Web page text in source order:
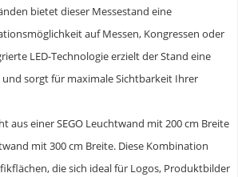
bietet dieser Messestand eine
auf Messen, Kongressen oder
LED-Technologie erzielt der Stand eine
sorgt für maximale Sichtbarkeit Ihrer
aus einer SEGO Leuchtwand mit 200 cm Breite
mit 300 cm Breite. Diese Kombination
die sich ideal für Logos, Produktbilder